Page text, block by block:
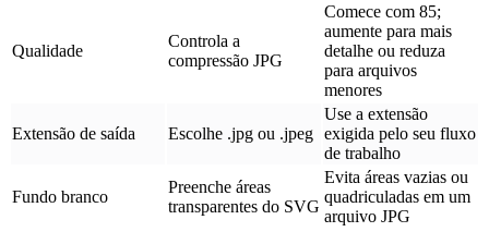
Qualidade
Controla a
compressão JPG
Comece com 85;
aumente para mais
detalhe ou reduza
para arquivos
menores
Extensão de saída Escolhe .jpg ou .jpeg
Use a extensão
exigida pelo seu fluxo
de trabalho
Fundo branco
Preenche áreas
transparentes do SVG
Evita áreas vazias ou
quadriculadas em um
arquivo JPG